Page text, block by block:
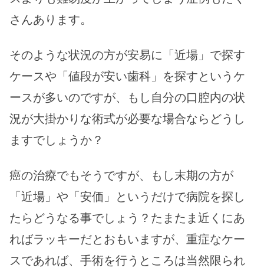
さんあります。
そのような状況の方が安易に「近場」で探す
ケースや「値段が安い歯科」を探すというケ
ースが多いのですが、もし自分の口腔内の状
況が大掛かりな術式が必要な場合ならどうし
ますでしょうか？
癌の治療でもそうですが、もし末期の方が
「近場」や「安価」というだけで病院を探し
たらどうなる事でしょう？たまたま近くにあ
ればラッキーだとおもいますが、重症なケー
スであれば、手術を行うところは当然限られ